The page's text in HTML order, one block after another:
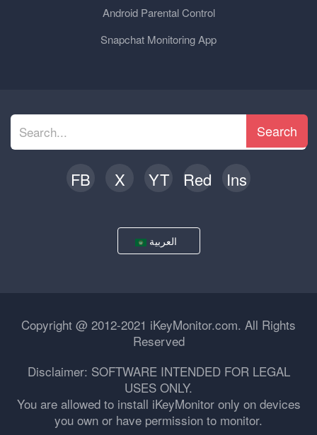
Android Parental Control
Snapchat Monitoring App
Search
FB X YT Red Ins
Copyright @ 2012-2021 iKeyMonitor.com. All Rights
Reserved
Disclaimer: SOFTWARE INTENDED FOR LEGAL
USES ONLY.
You are allowed to install iKeyMonitor only on devices
you own or have permission to monitor.